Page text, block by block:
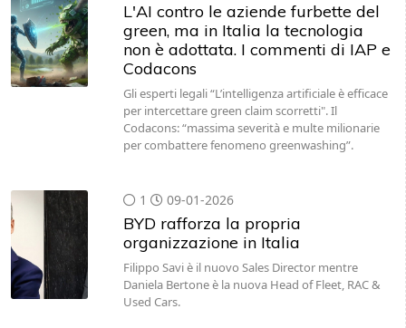
L'AI contro le aziende furbette del
green, ma in Italia la tecnologia
non è adottata. I commenti di IAP e
Codacons
Gli esperti legali “L’intelligenza artificiale è efficace
per intercettare green claim scorretti". Il
Codacons: “massima severità e multe milionarie
per combattere fenomeno greenwashing”.
1 09-01-2026
BYD rafforza la propria
organizzazione in Italia
Filippo Savi è il nuovo Sales Director mentre
Daniela Bertone è la nuova Head of Fleet, RAC &
Used Cars.